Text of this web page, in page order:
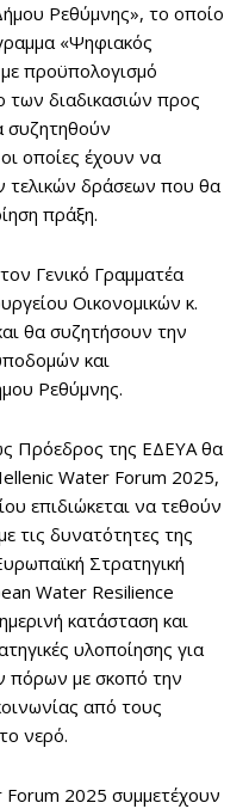
Ρεθύμνης», το οποίο
«Ψηφιακός
προϋπολογισμό
των διαδικασιών προς
συζητηθούν
οποίες έχουν να
τελικών δράσεων που θα
πράξη.
Γενικό Γραμματέα
Οικονομικών κ.
θα συζητήσουν την
και
Ρεθύμνης.
Πρόεδρος της ΕΔΕΥΑ θα
Water Forum 2025,
επιδιώκεται να τεθούν
τις δυνατότητες της
Στρατηγική
Water Resilience
κατάσταση και
υλοποίησης για
πόρων με σκοπό την
από τους
νερό.
2025 συμμετέχουν